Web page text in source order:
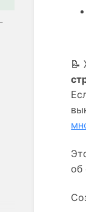
📝
об